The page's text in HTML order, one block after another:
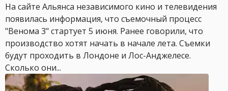
На сайте Альянса независимого кино и телевидения
появилась информация, что съемочный процесс
"Венома 3" стартует 5 июня. Ранее говорили, что
производство хотят начать в начале лета. Съемки
будут проходить в Лондоне и Лос-Анджелесе.
Сколько они...